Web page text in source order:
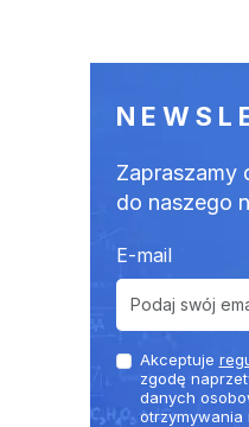
Zapraszamy
do naszego
E-mail
Akceptuje
zgodę
danych
otrzymywania